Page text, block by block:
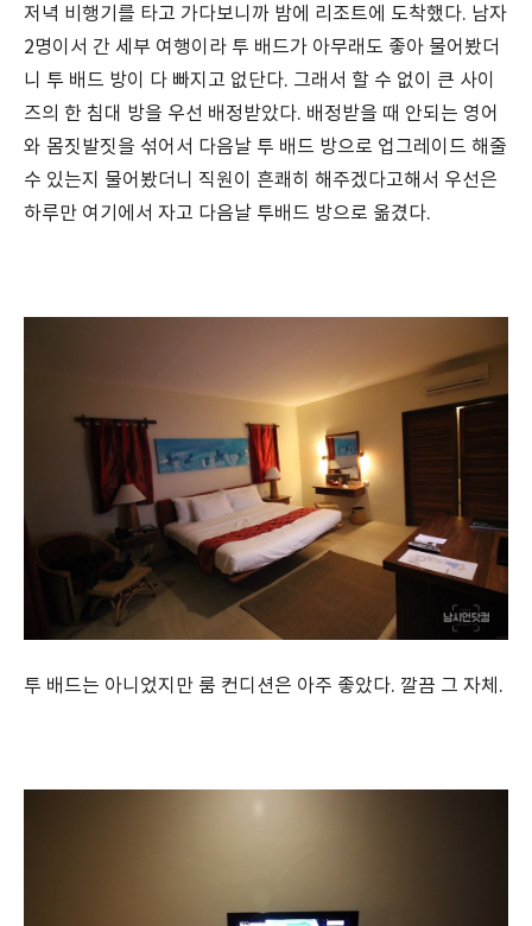
저녁 비행기를 타고 가다보니까 밤에 리조트에 도착했다. 남자
2명이서 간 세부 여행이라 투 배드가 아무래도 좋아 물어봤더
니 투 배드 방이 다 빠지고 없단다. 그래서 할 수 없이 큰 사이
즈의 한 침대 방을 우선 배정받았다. 배정받을 때 안되는 영어
와 몸짓발짓을 섞어서 다음날 투 배드 방으로 업그레이드 해줄
수 있는지 물어봤더니 직원이 흔쾌히 해주겠다고해서 우선은
하루만 여기에서 자고 다음날 투배드 방으로 옮겼다.
투 배드는 아니었지만 룸 컨디션은 아주 좋았다. 깔끔 그 자체.